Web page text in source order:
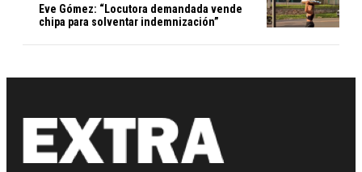
Eve Gómez: “Locutora demandada vende
chipa para solventar indemnización”